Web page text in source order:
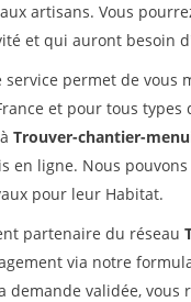
artisans. Vous
et qui auront besoin
permet de vous
et pour tous
Trouver-chantier-
en ligne. Nous
pour leur Habitat.
partenaire du réseau
via notre
demande validée,